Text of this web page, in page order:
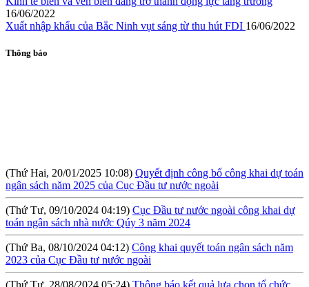
16/06/2022
Xuất nhập khẩu của Bắc Ninh vụt sáng từ thu hút FDI 16/06/2022
Thông báo
ngân sách năm 2025 của Cục Đầu tư nước ngoài
(Thứ Tư, 09/10/2024 04:19)Cục Đầu tư nước ngoài công khai dự
toán ngân sách nhà nước Qúy 3 năm 2024
(Thứ Ba, 08/10/2024 04:12)Công khai quyết toán ngân sách năm
2023 của Cục Đầu tư nước ngoài
(Thứ Tư, 28/08/2024 05:24)Thông báo kết quả lựa chọn tổ chức